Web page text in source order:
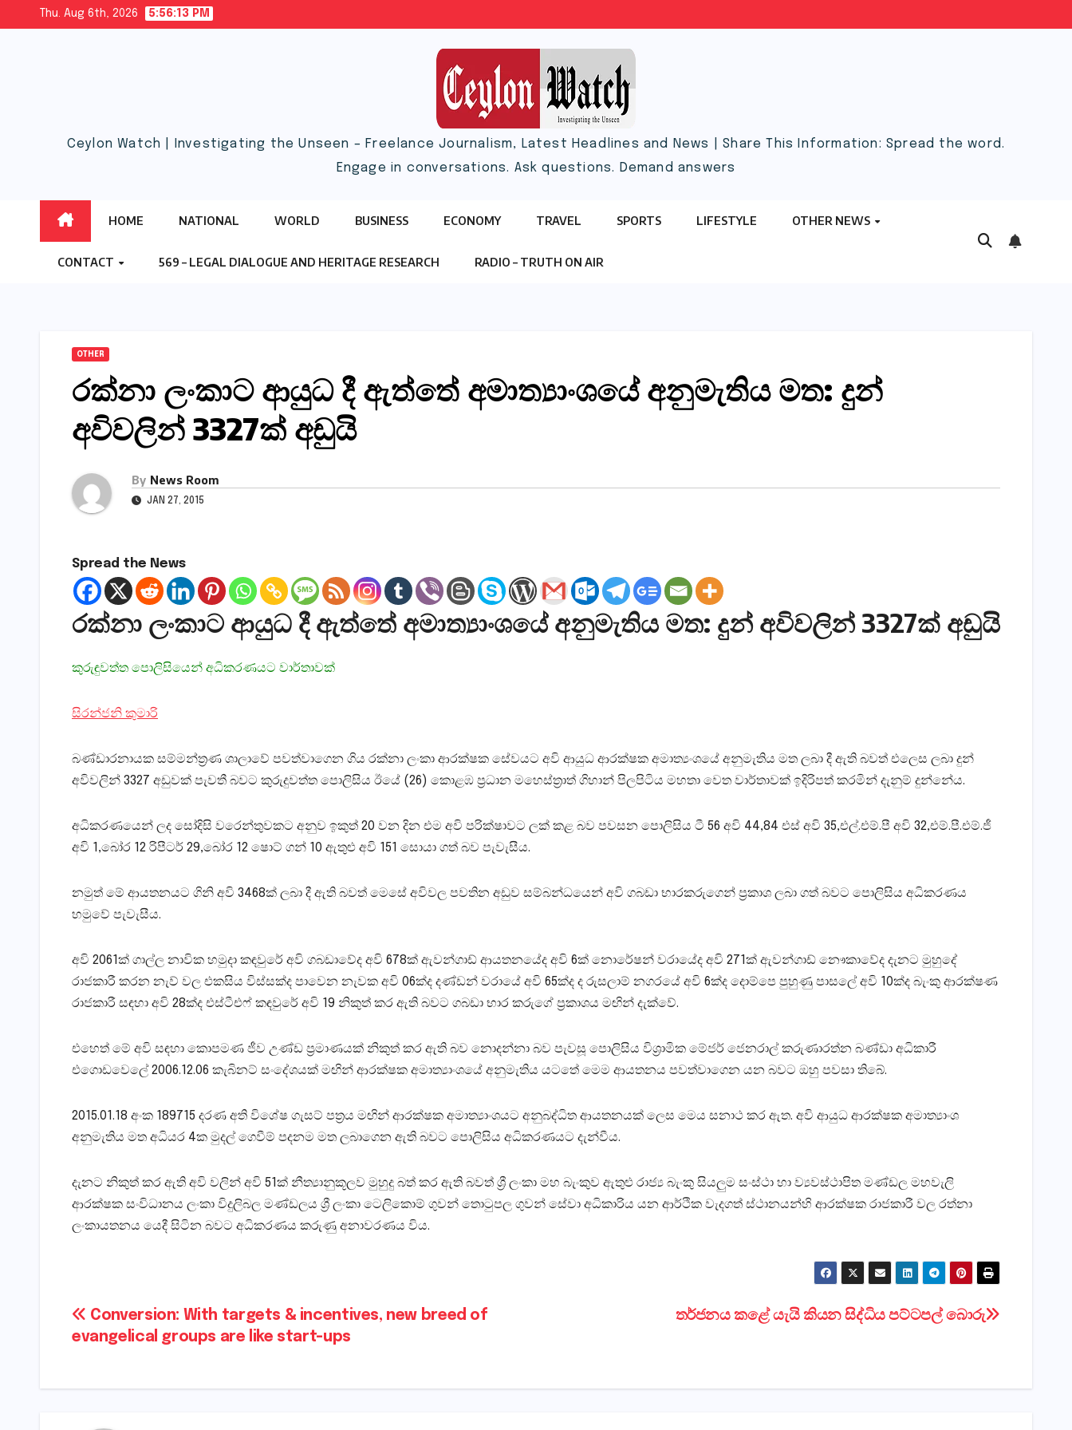
Thu. Aug 6th, 2026 5:56:14 PM
Ceylon Watch | Investigating the Unseen – Freelance Journalism, Latest Headlines and News | Share This Information: Spread the word.
Engage in conversations. Ask questions. Demand answers
HOME NATIONAL WORLD BUSINESS ECONOMY TRAVEL SPORTS LIFESTYLE OTHER NEWS
CONTACT 569 – LEGAL DIALOGUE AND HERITAGE RESEARCH RADIO – TRUTH ON AIR
OTHER
රක්නා ලංකාට ආයුධ දී ඇත්තේ අමාත්‍යාංශයේ අනුමැතිය මත: දුන්
අවිවලින් 3327ක් අඩුයි
By News Room
JAN 27, 2015
Spread the News
රක්නා ලංකාට ආයුධ දී ඇත්තේ අමාත්‍යාංශයේ අනුමැතිය මත: දුන් අවිවලින් 3327ක් අඩුයි
කුරුඳුවත්ත පොලිසියෙන් අධිකරණයට වාර්තාවක්
සිරන්ජනි කුමාරි
බණ්ඩාරනායක සම්මන්ත්‍රණ ශාලාවේ පවත්වාගෙන ගිය රක්නා ලංකා ආරක්ෂක සේවයට අවි ආයුධ ආරක්ෂක අමාත්‍යංශයේ අනුමැතිය මත ලබා දී ඇති බවත් එලෙස ලබා දුන්
අවිවලින් 3327 අඩුවක් පැවතී බවට කුරුදුවත්ත පොලිසිය ඊයේ (26) කොළඹ ප්‍රධාන මහෙස්ත්‍රාත් ගිහාන් පිලපිටිය මහතා වෙත වාර්තාවක් ඉදිරිපත් කරමින් දැනුම් දුන්නේය.
අධිකරණයෙන් ලද සෝදිසි වරෙන්තුවකට අනුව ඉකුත් 20 වන දින එම අවි පරික්ෂාවට ලක් කළ බව පවසන පොලිසිය ටී 56 අවි 44,84 එස් අවි 35,එල්.එම්.පී අවි 32,එම්.පී.එම්.ජී
අවි 1,බෝර 12 රිපීටර් 29,බෝර 12 ෂොට් ගන් 10 ඇතුළු අවි 151 සොයා ගත් බව පැවැසීය.
නමුත් මේ ආයතනයට ගිනි අවි 3468ක් ලබා දී ඇති බවත් මෙසේ අවිවල පවතින අඩුව සම්බන්ධයෙන් අවි ගබඩා භාරකරුගෙන් ප්‍රකාශ ලබා ගත් බවට පොලිසිය අධිකරණ‍ය
හමුවේ පැවැසීය.
අවි 2061ක් ගාල්ල නාවික හමුදා කඳවුරේ අවි ගබඩාවේද අවි 678ක් ඇවන්ගාඩ් ආයතනයේද අවි 6ක් නොරේෂන් වරායේද අවි 271ක් ඇවන්ගාඩ් නෞකාවේද දැනට මුහුදේ
රාජකාරී කරන ‍‍නැව් වල එකසිය විස්සක්ද පාවෙන නැවක අවි 06ක්ද දණ්ඩන් වරායේ අවි 65ක්ද ද රුසලාම් නගරයේ අවි 6ක්ද දොම්පෙ පුහුණු පාසලේ අවි 10ක්ද බැංකු ආරක්ෂණ
රාජකාරී සඳහා අවි 28ක්ද එස්ටීඑෆ් කඳවුරේ අවි 19 නිකුත් කර ඇති බවට ගබඩා භාර කරුගේ ප්‍රකාශය මඟින් දැක්වේ.
එහෙත් මේ අවි සඳහා කොපමණ ජීව උණ්ඩ ප්‍රමාණයක් නිකුත් කර ඇති බව නොදන්නා බව පැවසූ පොලිසිය විශ්‍රාමික මේජර් ජෙනරාල් කරුණාරත්න බණ්ඩා අධිකාරී
එගොඩවෙලේ 2006.12.06 කැබිනට් සංදේශයක් මඟින් ආරක්ෂක අමාත්‍යාංශයේ අනුමැතිය යටතේ මෙම ආයතනය පවත්වාගෙන යන බවට ඔහු පවසා තිබේ.
2015.01.18 අංක 189715 දරණ අති විශේෂ ගැසට් පත්‍රය මඟින් ආරක්ෂක අමාත්‍යාංශයට අනුබද්ධිත ආයතනයක් ලෙස මෙය සනාථ කර ඇත. අවි ආයුධ ආරක්ෂක අමාත්‍යාංශ
අනුමැතිය මත අධියර 4ක මුදල් ගෙවීම් පදනම මත ලබාගෙන ඇති බවට පොලිසිය අධිකරණයට දැන්වීය.
දැනට නිකුත් කර ඇති අවි වලින් අවි 51ක් නීත්‍යානුකූලව මුහුදු බත් කර ඇති බවත් ශ්‍රී ලංකා මහ බැංකුව ඇතුළු රාජ්‍ය බැංකු සියලුම සංස්ථා හා ව්‍යවස්ථාපිත මණ්ඩල මහවැලි
ආරක්ෂක සංවිධානය ලංකා විදුලිබල මණ්ඩලය ශ්‍රී ලංකා ටෙලිකොම් ගුවන් තොටුපල ගුවන් සේවා අධිකාරිය යන ආර්ථික වැදගත් ස්ථානයන්හි ආරක්ෂක රාජකාරී වල රත්නා
ලංකායතනය යෙදී සිටින බවට අධිකරණය කරුණු අනාවරණය විය.
Post
navigation
තර්ජනය කළේ යැයි කියන සිද්ධිය පට්ටපල් බොරු
Conversion: With targets & incentives, new breed of
evangelical groups are like start-ups